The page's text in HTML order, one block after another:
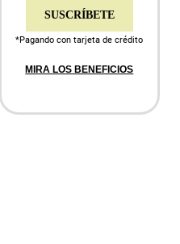
SUSCRÍBETE
*Pagando con tarjeta de crédito
MIRA LOS BENEFICIOS